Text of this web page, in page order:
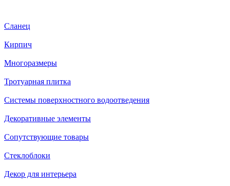
Сланец
Кирпич
Многоразмеры
Тротуарная плитка
Системы поверхностного водоотведения
Декоративные элементы
Сопутствующие товары
Стеклоблоки
Декор для интерьера